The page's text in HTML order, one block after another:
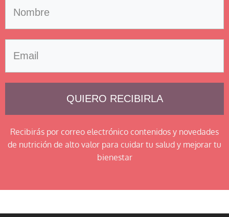
QUIERO RECIBIRLA
Recibirás por correo electrónico contenidos y novedades
de nutrición de alto valor para cuidar tu salud y mejorar tu
bienestar